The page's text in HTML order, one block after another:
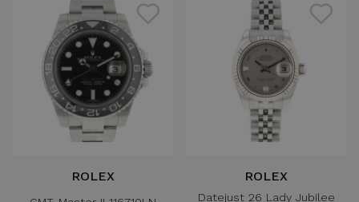
ROLEX ROLEX
Datejust 26 Lady Jubilee